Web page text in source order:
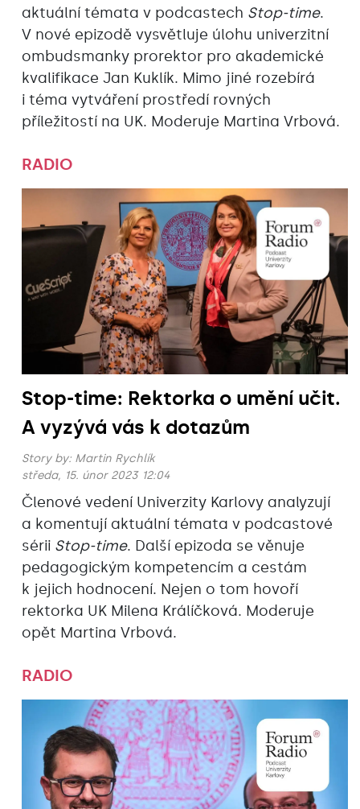
aktuální témata v podcastech Stop-time.
V nové epizodě vysvětluje úlohu univerzitní
ombudsmanky prorektor pro akademické
kvalifikace Jan Kuklík. Mimo jiné rozebírá
i téma vytváření prostředí rovných
příležitostí na UK. Moderuje Martina Vrbová.
RADIO
Stop-time: Rektorka o umění učit.
A vyzývá vás k dotazům
Story by: Martin Rychlík
středa, 15. únor 2023 12:04
Členové vedení Univerzity Karlovy analyzují
a komentují aktuální témata v podcastové
sérii Stop-time. Další epizoda se věnuje
pedagogickým kompetencím a cestám
k jejich hodnocení. Nejen o tom hovoří
rektorka UK Milena Králíčková. Moderuje
opět Martina Vrbová.
RADIO